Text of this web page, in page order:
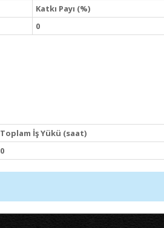
Katkı Payı (%)
0
Toplam İş Yükü (saat)
0